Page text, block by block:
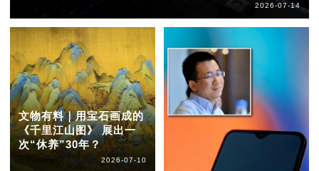
2026-07-14
文物有料｜用宝石画成的
《千里江山图》 展出一
次“休养”30年？
2026-07-10